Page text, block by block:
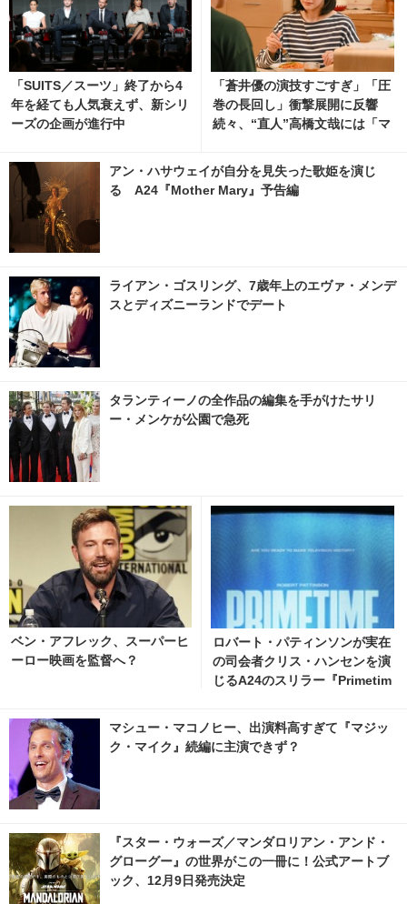
「SUITS／スーツ」終了から4
年を経ても人気衰えず、新シリ
ーズの企画が進行中
「蒼井優の演技すごすぎ」「圧
巻の長回し」衝撃展開に反響
続々、“直人”高橋文哉には「マ
ャツが乾くまで」5話
アン・ハサウェイが自分を見失った歌姫を演じ
る A24『Mother Mary』予告編
ライアン・ゴスリング、7歳年上のエヴァ・メンデ
スとディズニーランドでデート
タランティーノの全作品の編集を手がけたサリ
ー・メンケが公園で急死
ベン・アフレック、スーパーヒ
ーロー映画を監督へ？
ロバート・パティンソンが実在
の司会者クリス・ハンセンを演
じるA24のスリラー『Primetim
マシュー・マコノヒー、出演料高すぎて『マジッ
ク・マイク』続編に主演できず？
『スター・ウォーズ／マンダロリアン・アンド・
グローグー』の世界がこの一冊に！公式アートブ
ック、12月9日発売決定